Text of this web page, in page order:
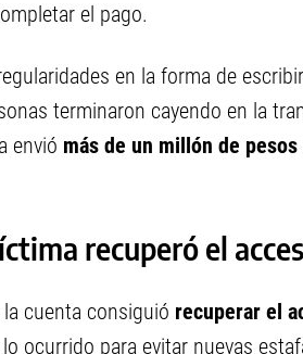
el pago.
en la forma de
terminaron cayendo en la
envió más de un millón de pesos
recuperó el
cuenta consiguió recuperar el
ocurrido para evitar nuevas